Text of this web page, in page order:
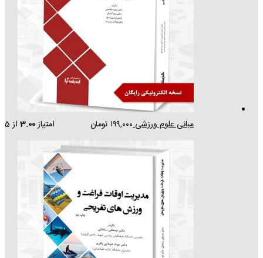
مبانی علوم ورزشی امتیاز3.00 از 5 ۱۹۹,۰۰۰ تومان